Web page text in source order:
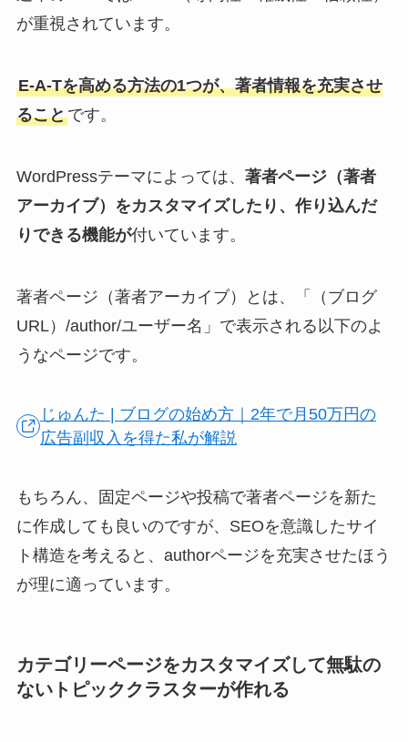
が重視されています。
E-A-Tを高める方法の1つが、著者情報を充実させ
ることです。
WordPressテーマによっては、 著者ページ（著者
アーカイブ）をカスタマイズしたり、作り込んだ
りできる機能が付いています。
著者ページ（著者アーカイブ）とは、「（ブログ
URL）/author/ユーザー名」で表示される以下のよ
うなページです。
じゅんた | ブログの始め方｜2年で月50万円の
広告副収入を得た私が解説
もちろん、固定ページや投稿で著者ページを新た
に作成しても良いのですが、SEOを意識したサイ
ト構造を考えると、authorページを充実させたほう
が理に適っています。
カテゴリーページをカスタマイズして無駄の
ないトピッククラスターが作れる